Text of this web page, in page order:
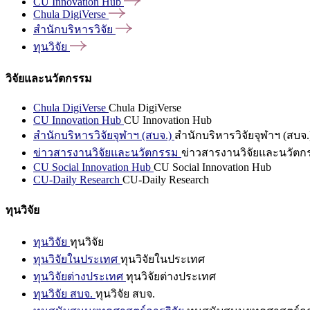
Chula DigiVerse
สำนักบริหารวิจัย
ทุนวิจัย
วิจัยและนวัตกรรม
Chula DigiVerse Chula DigiVerse
CU Innovation Hub CU Innovation Hub
สำนักบริหารวิจัยจุฬาฯ (สบจ.) สำนักบริหารวิจัยจุฬาฯ (สบจ
ข่าวสารงานวิจัยและนวัตกรรม ข่าวสารงานวิจัยและนวัตก
CU Social Innovation Hub CU Social Innovation Hub
CU-Daily Research CU-Daily Research
ทุนวิจัย
ทุนวิจัย ทุนวิจัย
ทุนวิจัยในประเทศ ทุนวิจัยในประเทศ
ทุนวิจัยต่างประเทศ ทุนวิจัยต่างประเทศ
ทุนวิจัย สบจ. ทุนวิจัย สบจ.